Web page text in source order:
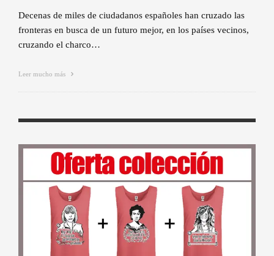
Decenas de miles de ciudadanos españoles han cruzado las
fronteras en busca de un futuro mejor, en los países vecinos,
cruzando el charco…
Leer mucho más